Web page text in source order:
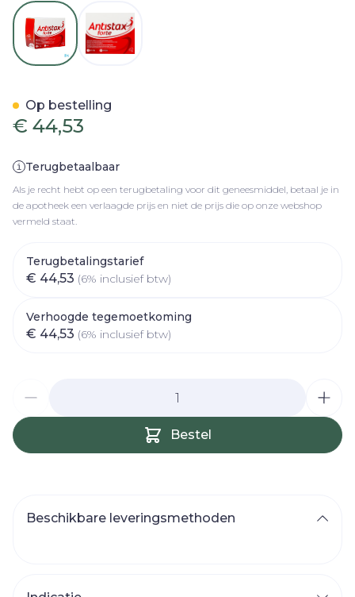
View larger image
€ 44,53
Terugbetaalbaar
Als je recht hebt op een terugbetaling voor dit geneesmiddel, betaal je in
de apotheek een verlaagde prijs en niet de prijs die op onze webshop
vermeld staat.
Terugbetalingstarief
€ 44,53 (6% inclusief btw)
Verhoogde tegemoetkoming
€ 44,53 (6% inclusief btw)
Bestel
Op bestelling
Beschikbare leveringsmethoden